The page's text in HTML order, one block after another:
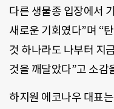
다른 생물종 입장에서
새로운 기회였다”며 “
것 하나라도 나부터 지
것을 깨달았다”고 소감
하지원 에코나우 대표